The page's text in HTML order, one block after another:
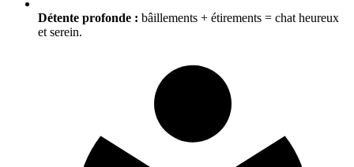
Détente profonde : bâillements + étirements = chat heureux
et serein.